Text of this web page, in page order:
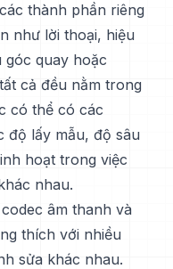
thành phần riêng
như lời thoại, hiệu
góc quay hoặc
cả đều nằm trong
có thể có các
độ lấy mẫu, độ sâu
hoạt trong việc
nhau.
âm thanh và
thích với nhiều
sửa khác nhau.